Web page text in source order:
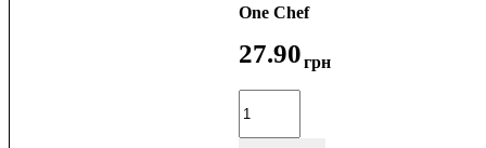
One Chef
27.90грн